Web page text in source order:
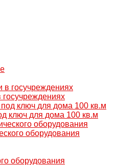
ключ для дома 100 кв.м
оборудования